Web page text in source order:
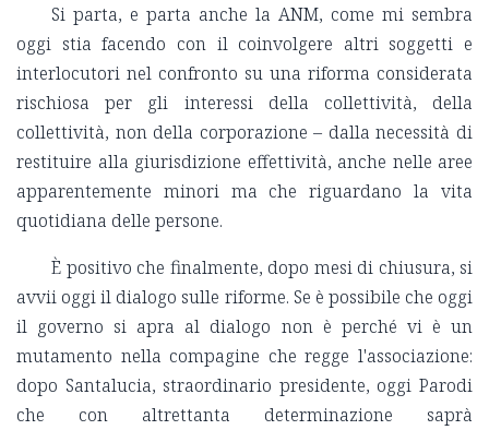
Si parta, e parta anche la ANM, come mi sembra
oggi stia facendo con il coinvolgere altri soggetti e
interlocutori nel confronto su una riforma considerata
rischiosa per gli interessi della collettività, della
collettività, non della corporazione – dalla necessità di
restituire alla giurisdizione effettività, anche nelle aree
apparentemente minori ma che riguardano la vita
quotidiana delle persone.
È positivo che finalmente, dopo mesi di chiusura, si
avvii oggi il dialogo sulle riforme. Se è possibile che oggi
il governo si apra al dialogo non è perché vi è un
mutamento nella compagine che regge l'associazione:
dopo Santalucia, straordinario presidente, oggi Parodi
che con altrettanta determinazione saprà